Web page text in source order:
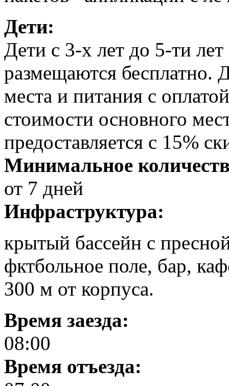
Дети:
Дети с 3-х лет до 5-ти
размещаются бесплатно.
места и питания с
стоимости основного
предоставляется с 15%
Минимальное
от 7 дней
Инфраструктура:
крытый бассейн с
фктбольное поле, бар,
300 м от корпуса.
Время заезда:
08:00
Время отъезда: